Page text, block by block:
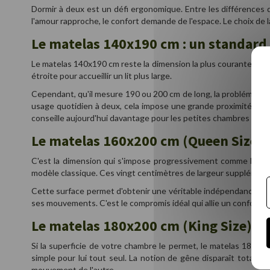
Dormir à deux est un défi ergonomique. Entre les
l'amour rapproche, le confort demande de l'espace. Le choix
Le matelas 140x190 cm : un
Le matelas 140x190 cm reste la dimension la plus courante
étroite pour accueillir un lit plus large.
Cependant, qu'il mesure 190 ou 200 cm de long, la
usage quotidien à deux, cela impose une grande proximité.
conseille aujourd'hui davantage pour les petites chambres où
Le matelas 160x200 cm (Queen
C'est la dimension qui s'impose progressivement comme le
modèle classique. Ces vingt centimètres de largeur
Cette surface permet d'obtenir une véritable indépendance
ses mouvements. C'est le compromis idéal qui allie un confort
Le matelas 180x200 cm (King Size) :
Si la superficie de votre chambre le permet, le matelas
simple pour lui tout seul. La notion de gêne disparaît